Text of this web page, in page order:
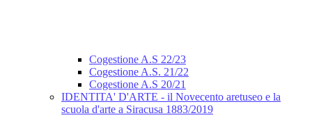
Cogestione A.S 22/23
Cogestione A.S. 21/22
Cogestione A.S 20/21
IDENTITA' D'ARTE - il Novecento aretuseo e la
scuola d'arte a Siracusa 1883/2019